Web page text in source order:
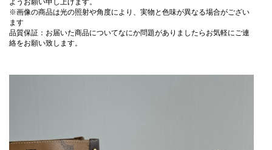
ようお願い申し上げます。
※画像の商品は光の照射や角度により、実物と色味が異なる場合がござい
ます
品質保証：お届いた商品についてなにか問題がありましたらお気軽にご連
絡をお願い致します。